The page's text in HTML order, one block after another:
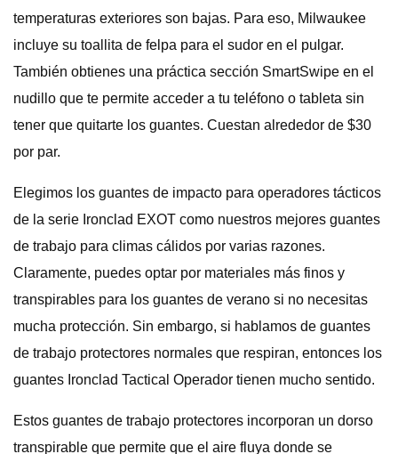
temperaturas exteriores son bajas. Para eso, Milwaukee
incluye su toallita de felpa para el sudor en el pulgar.
También obtienes una práctica sección SmartSwipe en el
nudillo que te permite acceder a tu teléfono o tableta sin
tener que quitarte los guantes. Cuestan alrededor de $30
por par.
Elegimos los guantes de impacto para operadores tácticos
de la serie Ironclad EXOT como nuestros mejores guantes
de trabajo para climas cálidos por varias razones.
Claramente, puedes optar por materiales más finos y
transpirables para los guantes de verano si no necesitas
mucha protección. Sin embargo, si hablamos de guantes
de trabajo protectores normales que respiran, entonces los
guantes Ironclad Tactical Operador tienen mucho sentido.
Estos guantes de trabajo protectores incorporan un dorso
transpirable que permite que el aire fluya donde se